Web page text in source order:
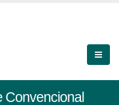
Convencional